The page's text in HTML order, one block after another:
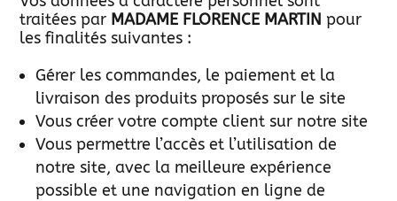
traitées par MADAME FLORENCE MARTIN pour
les finalités suivantes :
Gérer les commandes, le paiement et la
livraison des produits proposés sur le site
Vous créer votre compte client sur notre site
Vous permettre l’accès et l’utilisation de
notre site, avec la meilleure expérience
possible et une navigation en ligne de